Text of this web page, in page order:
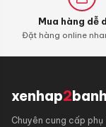
Mua hàng dễ
Đặt hàng online
xenhap2banh
Chuyên cung cấp